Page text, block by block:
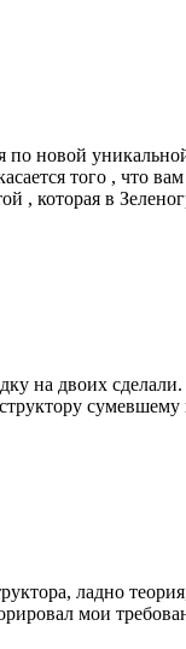
по новой
того , что
той , которая в
на двоих
ладно
мои